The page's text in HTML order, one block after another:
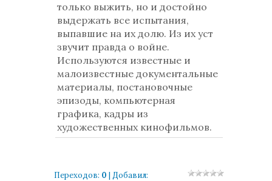
только выжить, но и достойно
выдержать все испытания,
выпавшие на их долю. Из их уст
звучит правда о войне.
Используются известные и
малоизвестные документальные
материалы, постановочные
эпизоды, компьютерная
графика, кадры из
художественных кинофильмов.
Переходов: 0 | Добавил: